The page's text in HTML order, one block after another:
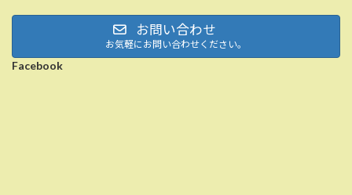
お問い合わせ
お気軽にお問い合わせください。
Facebook